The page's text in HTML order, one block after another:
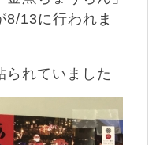
8/13に行われま
られていました